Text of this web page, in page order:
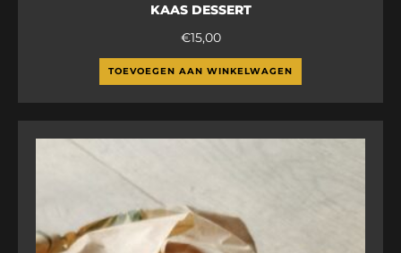
KAAS DESSERT
€15,00
TOEVOEGEN AAN WINKELWAGEN